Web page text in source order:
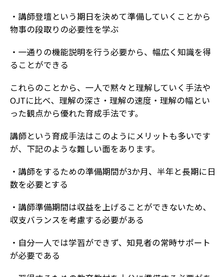
・講師登壇という期日を決めて準備していくことから
物事の段取りの必要性を学ぶ
・一通りの機能説明を行う必要から、幅広く知識を得
ることができる
これらのことから、一人で黙々と理解していく手法や
OJTに比べ、理解の深さ・理解の速度・理解の幅とい
った観点から優れた育成手法です。
講師という育成手法はこのようにメリットも多いです
が、下記のような難しい面をあります。
・講師をするための準備期間が3か月、半年と長期に日
数を必要とする
・講師準備期間は収益を上げることができないため、
収支バランスを考慮する必要がある
・自分一人では学習ができず、知見者の常時サポート
が必要である